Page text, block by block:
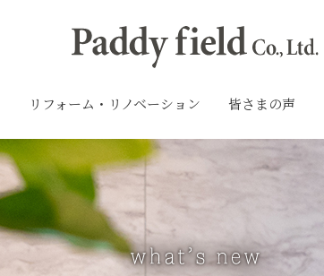
リフォーム・リノベーション 皆さまの声